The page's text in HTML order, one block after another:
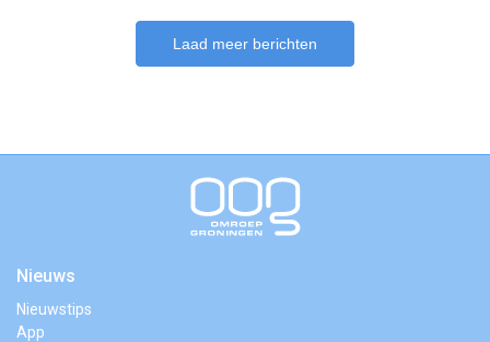
Laad meer berichten
Nieuws
Nieuwstips
App